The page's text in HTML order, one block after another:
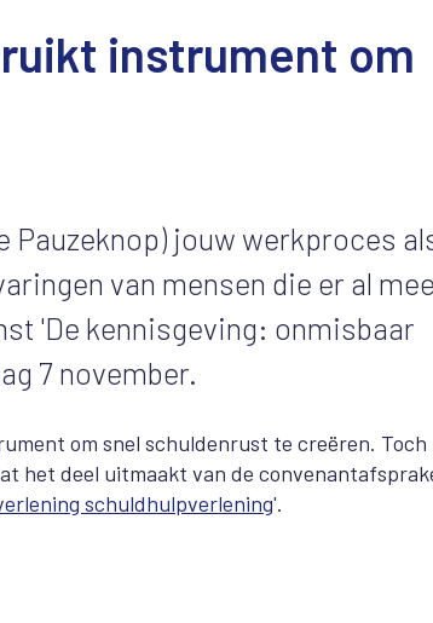
instrument om
Pauzeknop) jouw werkproces
van mensen die er al mee
'De kennisgeving: onmisbaar
7 november.
om snel schuldenrust te creëren. Toch
het deel uitmaakt van de
schuldhulpverlening'.